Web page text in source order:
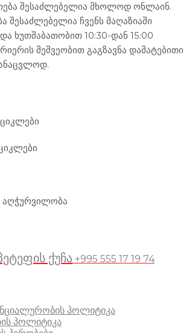
შესაძლებელია მხოლოდ ონლაინ.
შესაძლებელია ჩვენს მაღაზიაში
ხუთშაბათობით 10:30-დან 15:00
მეშვეობით გაგზავნა დამატებითი
აღჭურვილობა
ქუჩა +995 555 17 19 74
პოლიტიკა
პოლიტიკა